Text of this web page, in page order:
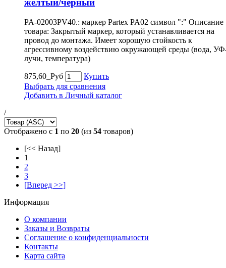
жёлтый/чёрный
PA-02003PV40.: маркер Partex PA02 символ ":" Описание
товара: Закрытый маркер, который устанавливается на
провод до монтажа. Имеет хорошую стойкость к
агрессивному воздействию окружающей среды (вода,
лучи, температура)
875,60_Руб
Купить
Выбрать для сравнения
Добавить в Личный каталог
/
Отображено с 1 по 20 (из 54 товаров)
[<< Назад]
1
2
3
[Вперед >>]
Информация
О компании
Заказы и Возвраты
Соглашение о конфиденциальности
Контакты
Карта сайта